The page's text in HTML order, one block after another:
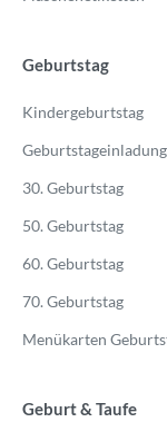
Geburtstag
Kindergeburtstag
30. Geburtstag
50. Geburtstag
60. Geburtstag
70. Geburtstag
Menükarten
Geburt & Taufe